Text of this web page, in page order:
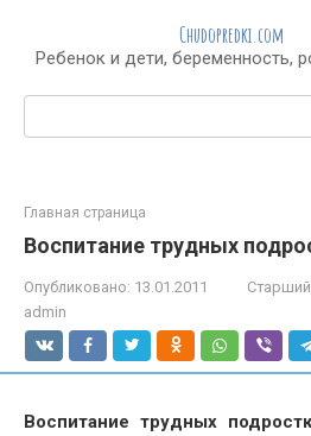
контенту
Chudopredki.com
Ребенок и дети, беременность,
Поиск:
Главная страница
Воспитание трудных
Опубликовано: 13.01.2011
admin
Воспитание трудных